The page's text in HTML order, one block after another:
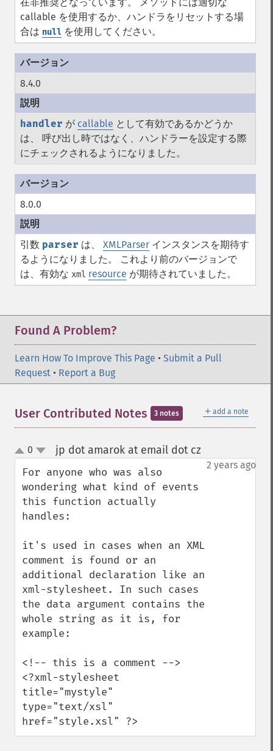
callable を使用するか、ハンドラをリセットする場
合は null を使用してください。
8.4.0
handler が callable として有効であるかどうか
は、 呼び出し時ではなく、ハンドラーを設定する際
にチェックされるようになりました。
8.0.0
引数 parser は、 XMLParser インスタンスを期待す
るようになりました。 これより前のバージョンで
は、有効な xml resource が期待されていました。
Found A Problem?
Learn How To Improve This Page • Submit a Pull
Request • Report a Bug
＋ add a note
User Contributed Notes 3 notes
up
down
0 jp dot amarok at email dot cz¶
2 years ago
For anyone who was also
wondering what kind of events
this function actually
handles:
it's used in cases when an XML
comment is found or an
additional declaration like an
xml-stylesheet. In such cases
the data argument contains the
whole string as it is, for
example:
<!-- this is a comment -->
<?xml-stylesheet
title="mystyle"
type="text/xsl"
href="style.xsl" ?>